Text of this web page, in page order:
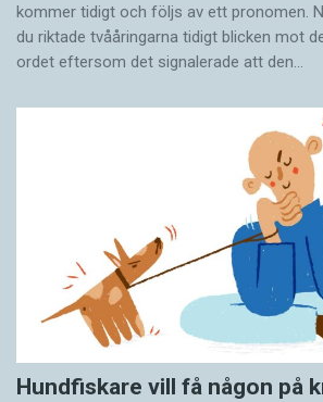
kommer tidigt och följs av ett pronomen.
du riktade tvååringarna tidigt blicken mot
ordet eftersom det ­signalerade att den…
Hundfiskare vill få någon på